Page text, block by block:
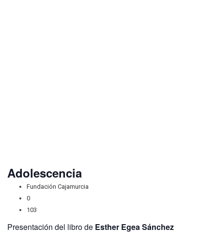
Adolescencia
Fundación Cajamurcia
0
103
Presentación del libro de Esther Egea Sánchez